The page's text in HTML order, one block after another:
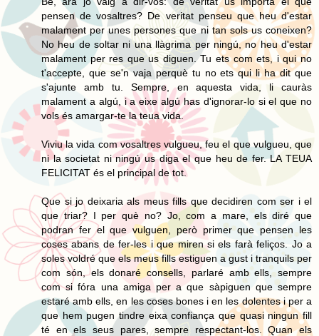
pensen de vosaltres? De veritat penseu que heu d'estar
malament per unes persones que ni tan sols us coneixen?
No heu de soltar ni una llàgrima per ningú, no heu d'estar
malament per res que us diguen. Tu ets com ets, i qui no
t'accepte, que se'n vaja perquè tu no ets qui li ha dit que
s'ajunte amb tu. Sempre, en aquesta vida, li cauràs
malament a algú, i a eixe algú has d'ignorar-lo si el que no
vols és amargar-te la teua vida.
Viviu la vida com vosaltres vulgueu, feu el que vulgueu, que
ni la societat ni ningú us diga el que heu de fer. LA TEUA
FELICITAT és el principal de tot.
Que si jo deixaria als meus fills que decidiren com ser i el
que triar? I per què no? Jo, com a mare, els diré que
podran fer el que vulguen, però primer que pensen les
coses abans de fer-les i que miren si els farà feliços. Jo a
soles voldré que els meus fills estiguen a gust i tranquils per
com són, els donaré consells, parlaré amb ells, sempre
com si fóra una amiga per a que sàpiguen que sempre
estaré amb ells, en les coses bones i en les dolentes i per a
que hem pugen tindre eixa confiança que quasi ningun fill
té en els seus pares, sempre respectant-los. Quan els